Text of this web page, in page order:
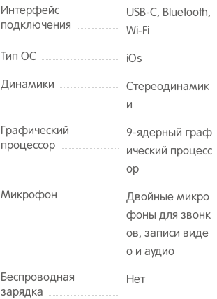
Интерфейс
подключения
USB-C, Bluetooth,
Wi‑Fi
Тип ОС iOs
Динамики
Стереодинамик
и
Графический
процессор
9-ядерный граф
ический процесс
ор
Микрофон
Двойные микро
фоны для звонк
ов, записи виде
о и аудио
Беспроводная
зарядка
Нет